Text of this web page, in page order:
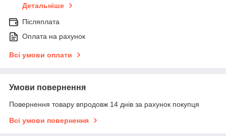
Детальніше
Післяплата
Оплата на рахунок
Всі умови оплати
Умови повернення
Повернення товару впродовж 14 днів за рахунок покупця
Всі умови повернення